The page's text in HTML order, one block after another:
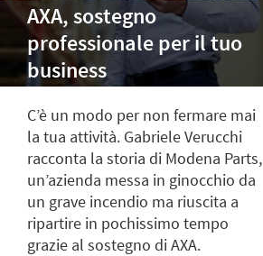
AXA, sostegno
professionale per il tuo
business
C’è un modo per non fermare mai
la tua attività. Gabriele Verucchi
racconta la storia di Modena Parts,
un’azienda messa in ginocchio da
un grave incendio ma riuscita a
ripartire in pochissimo tempo
grazie al sostegno di AXA.